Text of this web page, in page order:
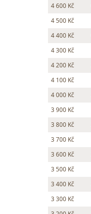
4 600 Kč
4 500 Kč
4 400 Kč
4 300 Kč
4 200 Kč
4 100 Kč
4 000 Kč
3 900 Kč
3 800 Kč
3 700 Kč
3 600 Kč
3 500 Kč
3 400 Kč
3 300 Kč